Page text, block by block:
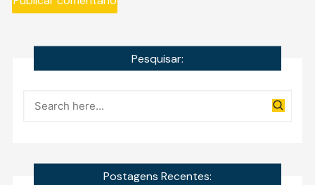
Pesquisar:
Postagens Recentes: